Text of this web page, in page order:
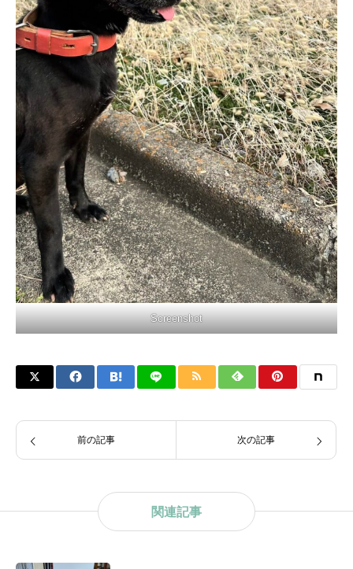
Screenshot
前の記事 次の記事
関連記事